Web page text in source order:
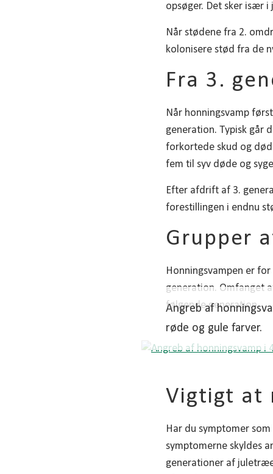
opsøger. Det sker især
Når stødene fra 2.
kolonisere stød fra de
Fra 3.
Når honningsvamp
generation. Typisk går
forkortede skud og
fem til syv døde og
Efter afdrift af 3.
forestillingen i endnu
Grupper
Honningsvampen er
generation. Omfanget
følgende generation.
Angreb af
røde og gule farver.
Vigtigt at
Har du symptomer
symptomerne skyldes
generationer af